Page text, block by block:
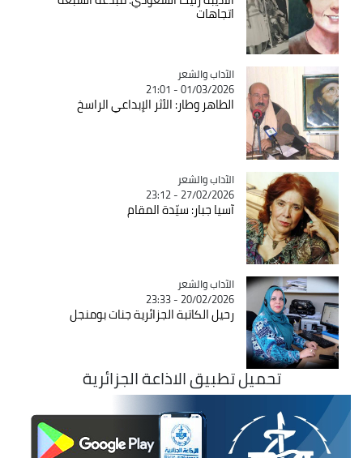
اتجاهات
Catégorie
الآداب والشعر
01/03/2026 - 21:01
الطاهر وطار: الأثر الإبداعي الراسخ
Catégorie
الآداب والشعر
27/02/2026 - 23:12
آسيا جبار: سيّدة المقام
Catégorie
الآداب والشعر
20/02/2026 - 23:33
رحيل الكاتبة الجزائرية جنات بومنجل
تحميل تطبيق الاذاعة الجزائرية